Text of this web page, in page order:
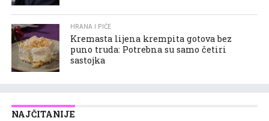
HRANA I PIĆE
Kremasta lijena krempita gotova bez
puno truda: Potrebna su samo četiri
sastojka
NAJČITANIJE